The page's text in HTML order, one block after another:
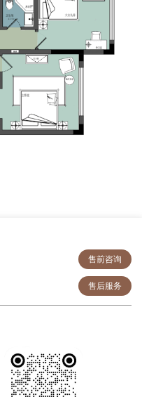
售前咨询
售后服务